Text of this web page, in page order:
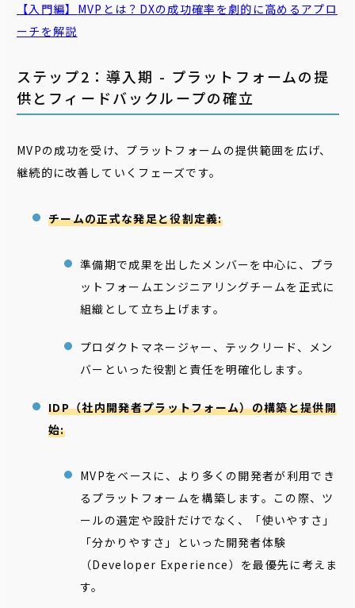
【入門編】 MVP とは？DXの成功確率を劇的に高めるアプロ
ーチを解説
ステップ2：導入期 - プラットフォームの提
供とフィードバックループの確立
MVPの成功を受け、プラットフォームの提供範囲を広げ、
継続的に改善していくフェーズです。
チームの正式な発足と役割定義:
準備期で成果を出したメンバーを中心に、プラ
ットフォームエンジニアリングチームを正式に
組織として立ち上げます。
プロダクトマネージャー、テックリード、メン
バーといった役割と責任を明確化します。
IDP（社内開発者プラットフォーム）の構築と提供開
始:
MVPをベースに、より多くの開発者が利用でき
るプラットフォームを構築します。この際、ツ
ールの選定や設計だけでなく、「使いやすさ」
「分かりやすさ」といった開発者体験
（Developer Experience）を最優先に考えま
す。